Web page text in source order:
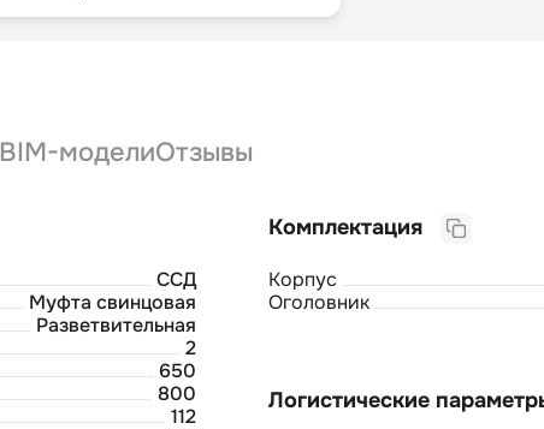
BIM-моделиОтзывы
ССД
Муфта свинцовая
Разветвительная
2
650
800
112
Корпус
Оголовник